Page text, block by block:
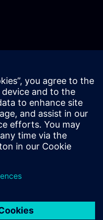
našu DEX
ili nam pišite na